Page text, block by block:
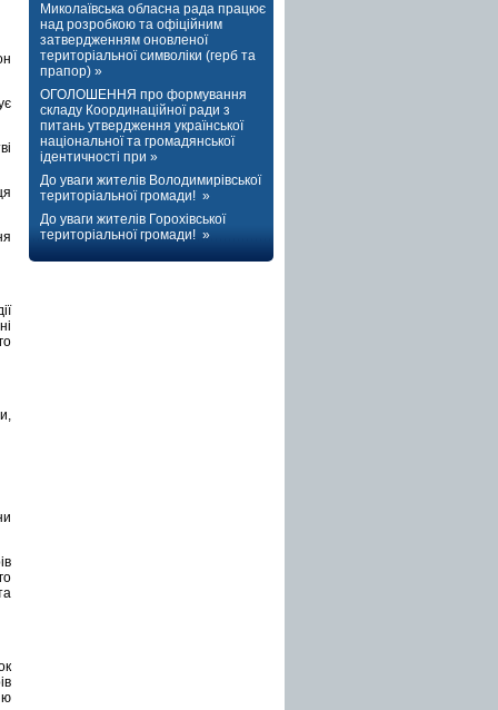
Миколаївська обласна рада працює
над розробкою та офіційним
затвердженням оновленої
територіальної символіки (герб та
прапор) »
ОГОЛОШЕННЯ про формування
складу Координаційної ради з
питань утвердження української
національної та громадянської
ідентичності при »
До уваги жителів Володимирівської
територіальної громади! »
До уваги жителів Горохівської
територіальної громади! »